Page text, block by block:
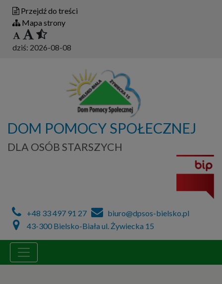
Przejdź do treści
Mapa strony
dziś: 2026-08-08
DOM POMOCY SPOŁECZNEJ
DLA OSÓB STARSZYCH
+48 33 497 91 27
biuro@dpsos-bielsko.pl
43-300 Bielsko-Biała ul. Żywiecka 15